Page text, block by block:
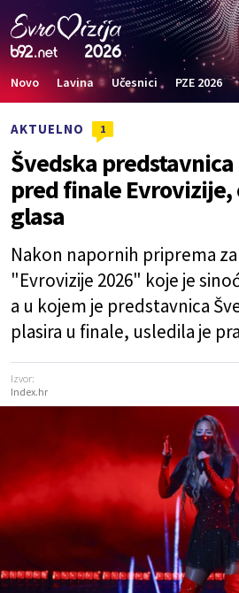
Novo Lavina Učesnici PZE 2026
AKTUELNO 1
Švedska
pred finale Evrovizije,
glasa
Nakon napornih priprema
"Evrovizije 2026" koje je
a u kojem je predstavnica
plasira u finale, usledila je
Izvor:
Index.hr